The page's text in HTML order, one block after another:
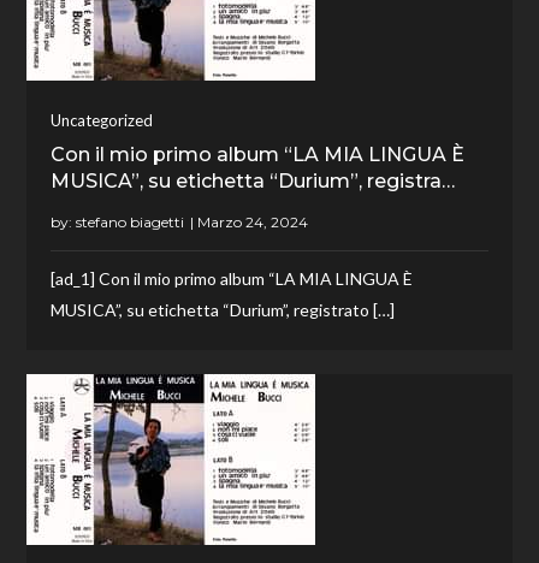
Uncategorized
Con il mio primo album “LA MIA LINGUA È
MUSICA”, su etichetta “Durium”, registra…
by:stefano biagetti
[ad_1] Con il mio primo album “LA MIA LINGUA È
MUSICA”, su etichetta “Durium”, registrato […]